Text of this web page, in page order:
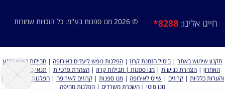
חייגו אלינו: *8288 © 2026 מנו ספנות בע''מ. כל הזכויות שמורות
תקנון שימוש באתר | ביטול הזמנת קרוז | הפלגות נופש ליעדים באירופה | חבילות נופש ברגע
האחרון | הצהרת נגישות | מנו ספנות | חבילות קרוז | הצהרת פרטיות | תנאי ביטול, תקנון
והערות כלליות | קרוזים | שייט לאירופה | מנו ספנות | קרוזים לאירופה | הפלגות בים התיכון
|
מנו סיטי | השכרת משרדים | הפלגות מחיפה